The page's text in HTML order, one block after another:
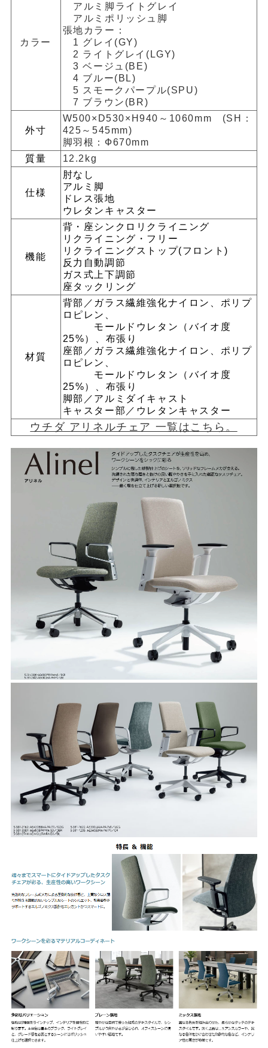
カラー
アルミ脚ライトグレイ
アルミポリッシュ脚
張地カラー：
1 グレイ(GY)
2 ライトグレイ(LGY)
3 ベージュ(BE)
4 ブルー(BL)
5 スモークパープル(SPU)
7 ブラウン(BR)
外寸
W500×D530×H940～1060mm (SH：
425～545mm)
脚羽根：Ф670mm
質量
12.2kg
仕様
肘なし
アルミ脚
ドレス張地
ウレタンキャスター
機能
背・座シンクロリクライニング
リクライニング・フリー
リクライニングストップ(フロント)
反力自動調節
ガス式上下調節
座タックリング
材質
背部／ガラス繊維強化ナイロン、ポリプ
ロピレン、
モールドウレタン（バイオ度
25%）、布張り
座部／ガラス繊維強化ナイロン、ポリプ
ロピレン、
モールドウレタン（バイオ度
25%）、布張り
脚部／アルミダイキャスト
キャスター部／ウレタンキャスター
ウチダ アリネルチェア 一覧はこちら。